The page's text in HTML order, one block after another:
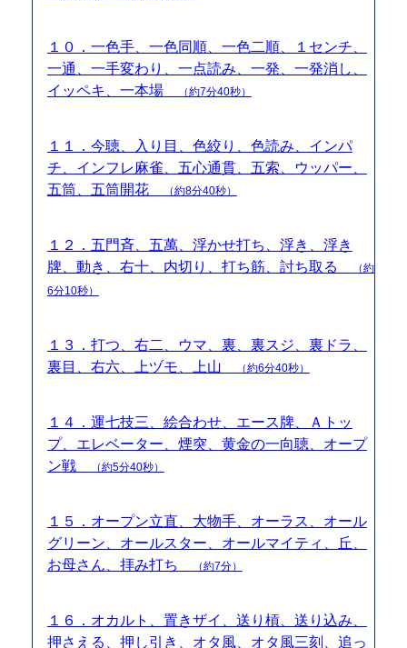
１０．一色手、一色同順、一色二順、１センチ、
一通、一手変わり、一点読み、一発、一発消し、
イッペキ、一本場
（約7分40秒）
１１．今聴、入り目、色絞り、色読み、インパ
チ、インフレ麻雀、五心通貫、五索、ウッパー、
五筒、五筒開花
（約8分40秒）
１２．五門斉、五萬、浮かせ打ち、浮き、浮き
牌、動き、右十、内切り、打ち筋、討ち取る
（約
6分10秒）
１３．打つ、右二、ウマ、裏、裏スジ、裏ドラ、
裏目、右六、上ヅモ、上山
（約6分40秒）
１４．運七技三、絵合わせ、エース牌、Ａトッ
プ、エレベーター、煙突、黄金の一向聴、オープ
ン戦
（約5分40秒）
１５．オープン立直、大物手、オーラス、オール
グリーン、オールスター、オールマイティ、丘、
お母さん、拝み打ち
（約7分）
１６．オカルト、置きザイ、送り槓、送り込み、
押さえる、押し引き、オタ風、オタ風三刻、追っ